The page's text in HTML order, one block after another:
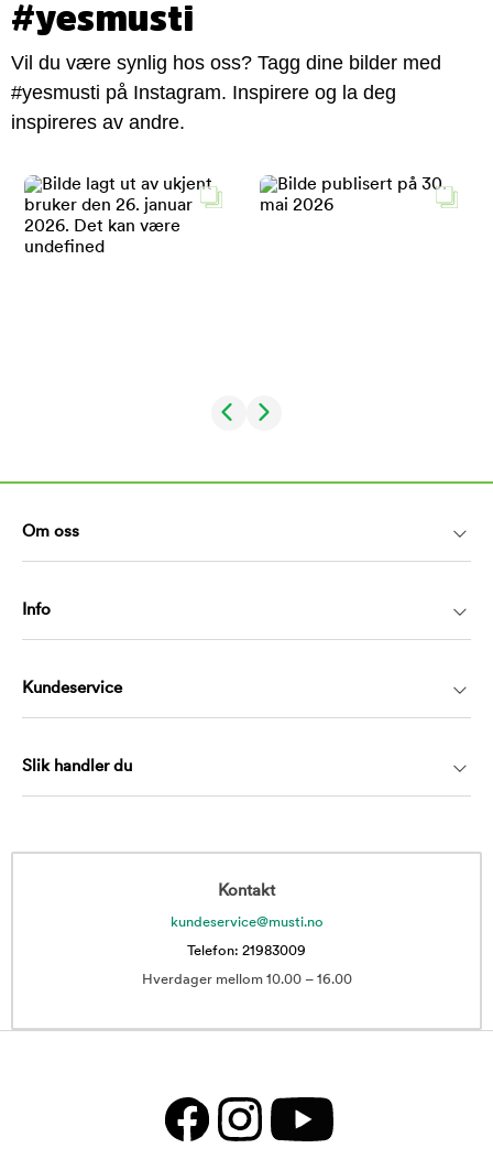
#yesmusti
Vil du være synlig hos oss? Tagg dine bilder med
#yesmusti på Instagram. Inspirere og la deg
inspireres av andre.
Om oss
Info
Kundeservice
Slik handler du
Kontakt
kundeservice@musti.no
Telefon: 21983009
Hverdager mellom 10.00 – 16.00